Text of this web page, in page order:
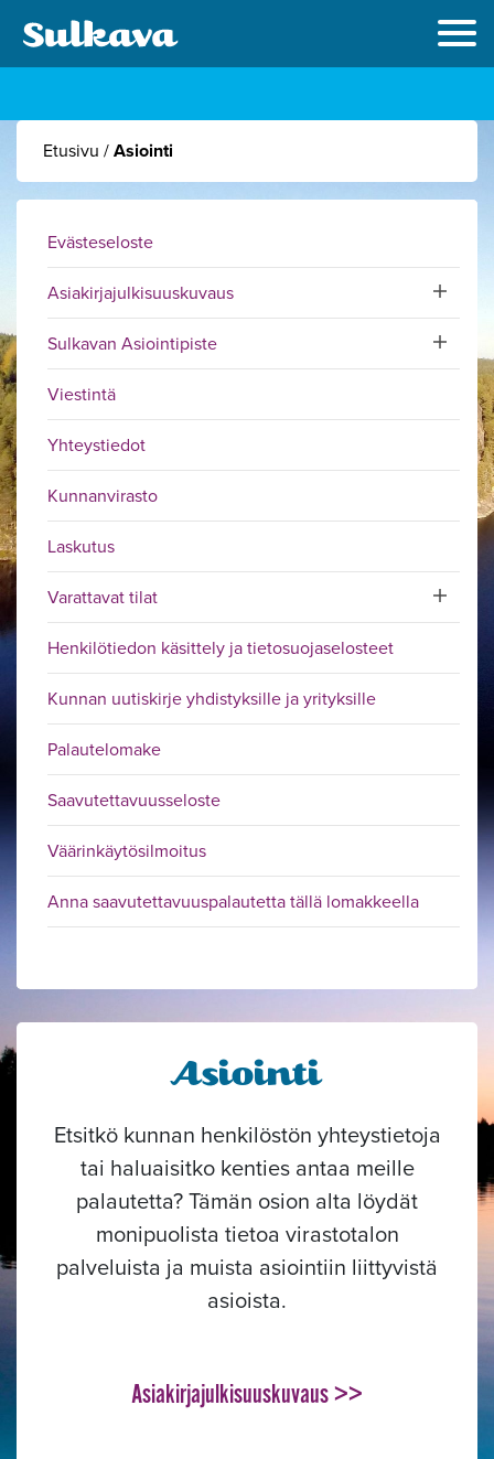
Etusivu /Asiointi
Evästeseloste
Asiakirjajulkisuuskuvaus
Toggle
Sulkavan Asiointipiste
Toggle
Viestintä
Yhteystiedot
Kunnanvirasto
Laskutus
Varattavat tilat
Toggle
Henkilötiedon käsittely ja tietosuojaselosteet
Kunnan uutiskirje yhdistyksille ja yrityksille
Palautelomake
Saavutettavuusseloste
Väärinkäytösilmoitus
Anna saavutettavuuspalautetta tällä lomakkeella
Asiointi
Etsitkö kunnan henkilöstön yhteystietoja
tai haluaisitko kenties antaa meille
palautetta? Tämän osion alta löydät
monipuolista tietoa virastotalon
palveluista ja muista asiointiin liittyvistä
asioista.
Asiakirjajulkisuuskuvaus >>